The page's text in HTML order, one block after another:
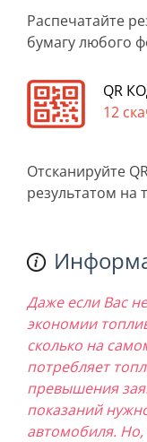
Распечатайте
бумагу любого
QR
12
Отсканируйте
результатом на
Даже если Вас
экономии
сколько на
потребляет
превышения
показаний
автомобиля. Но,